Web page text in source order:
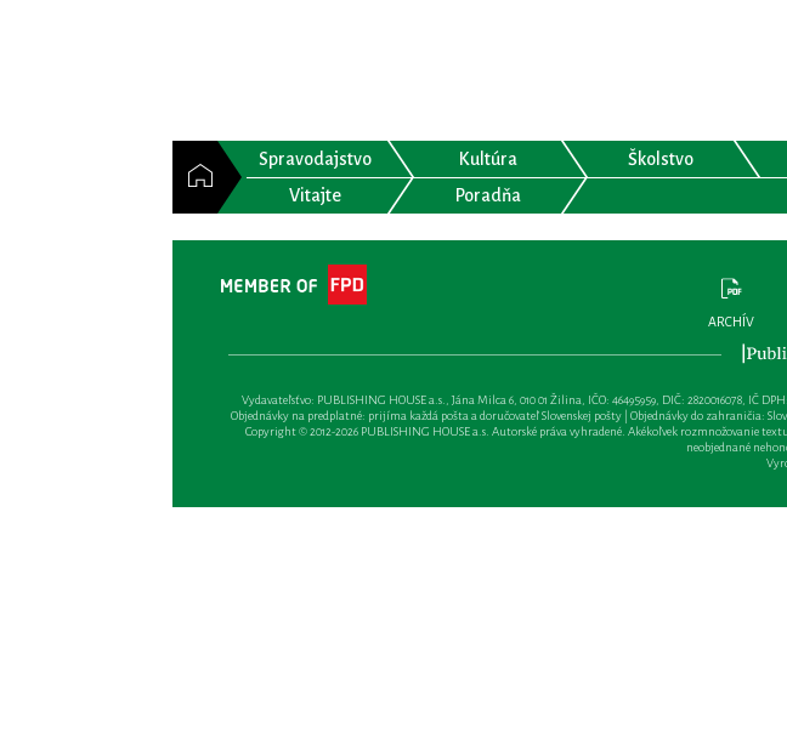
Spravodajstvo Kultúra Školstvo
Vitajte
Poradňa
ARCHÍV
Vydavateľsťvo: PUBLISHING HOUSE a.s., Jána Milca 6, 010 01 Žilina, IČO: 46495959, DIČ: 2820016078, IČ
Objednávky na predplatné: prijíma každá pošta a doručovateľ Slovenskej pošty | Objednávky do zahraničia:
Copyright © 2012-2026 PUBLISHING HOUSE a.s. Autorské práva vyhradené. Akékoľvek rozmnožovanie
neobjednané